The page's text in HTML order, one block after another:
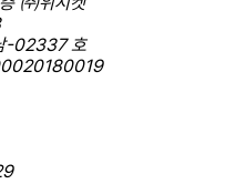
-02337 호